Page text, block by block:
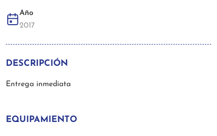
Año
2017
DESCRIPCIÓN
Entrega inmediata
EQUIPAMIENTO